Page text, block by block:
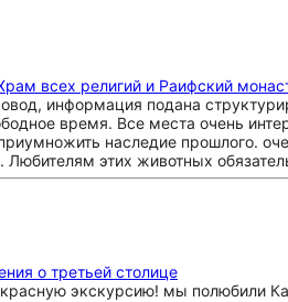
всех религий и Раифский
информация подана
время. Все места очень
наследие прошлого.
Любителям этих животных
о третьей столице
экскурсию! мы полюбили